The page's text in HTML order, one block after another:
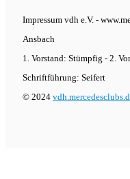
Impressum vdh e.V. -
Ansbach
1. Vorstand: Stümpfig - 2.
Schriftführung: Seifert
© 2024